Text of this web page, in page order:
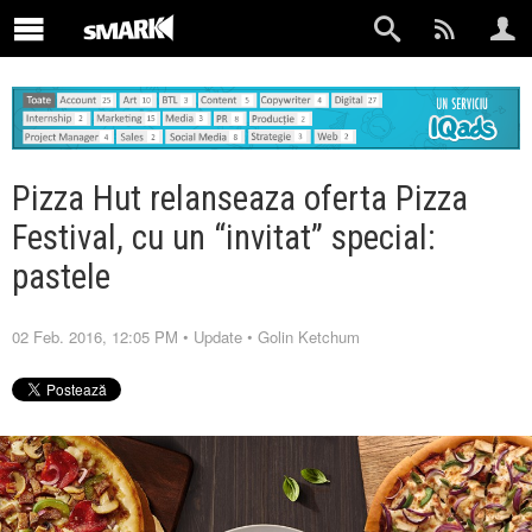
Pizza Hut relanseaza oferta Pizza
Festival, cu un “invitat” special:
pastele
02 Feb. 2016, 12:05 PM • Update • Golin Ketchum